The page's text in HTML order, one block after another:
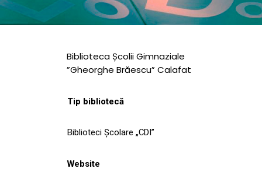
COLECȚII
BIBLIOTECA DIGITALĂ
EVENIMENTE
CULTURALE
NOUTĂȚI
Biblioteca Școlii Gimnaziale
”Gheorghe Brăescu” Calafat
Tip bibliotecă
Biblioteci Școlare „CDI”
Website